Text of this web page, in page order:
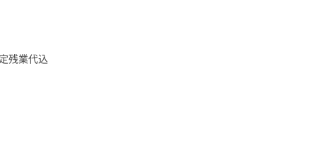
残業代込